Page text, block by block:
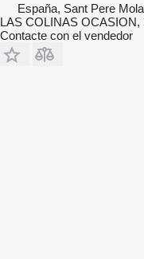
España, Sant Pere
LAS COLINAS OCASION,
Contacte con el vendedor